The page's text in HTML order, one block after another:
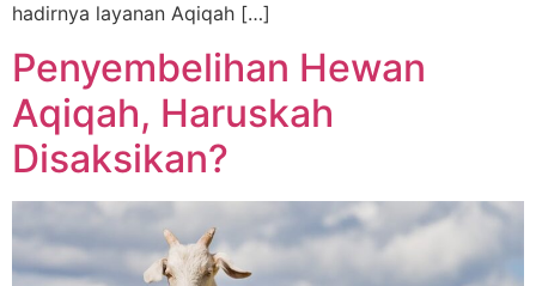
hadirnya layanan Aqiqah […]
Penyembelihan Hewan
Aqiqah, Haruskah
Disaksikan?